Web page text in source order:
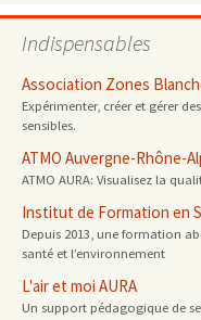
Indispensables
Association Zones
Expérimenter, créer et gérer
sensibles.
ATMO Auvergne-Rhône-
ATMO AURA: Visualisez la
Institut de Formation en
Depuis 2013, une formation
santé et l’environnement
L'air et moi AURA
Un support pédagogique de